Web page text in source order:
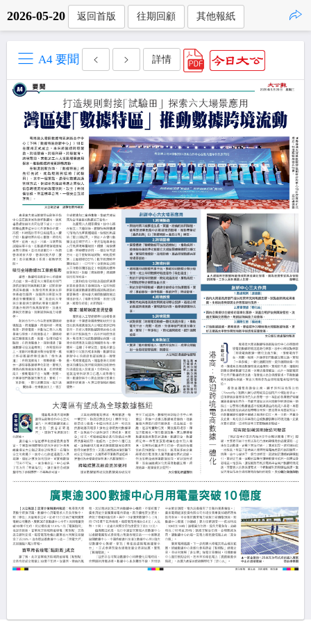
2026-05-20 返回首版 往期回顧 其他報紙
A4 要聞 詳情